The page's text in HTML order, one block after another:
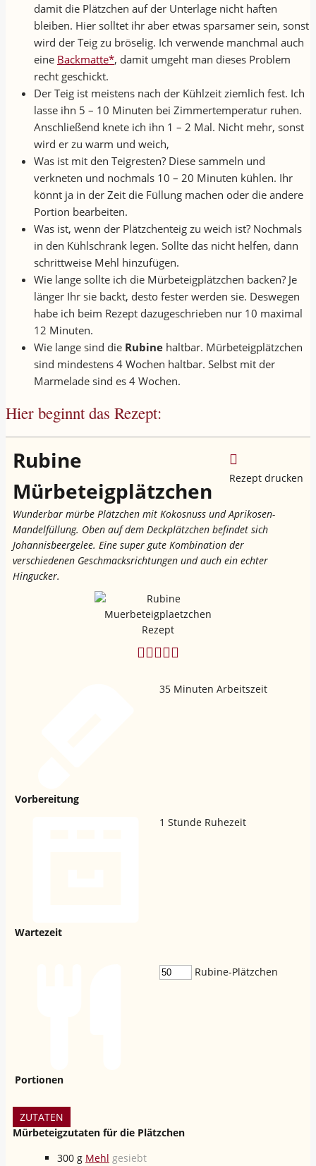
damit die Plätzchen auf der Unterlage nicht haften
bleiben. Hier solltet ihr aber etwas sparsamer sein, sonst
wird der Teig zu bröselig. Ich verwende manchmal auch
eine Backmatte*, damit umgeht man dieses Problem
recht geschickt.
Der Teig ist meistens nach der Kühlzeit ziemlich fest. Ich
lasse ihn 5 – 10 Minuten bei Zimmertemperatur ruhen.
Anschließend knete ich ihn 1 – 2 Mal. Nicht mehr, sonst
wird er zu warm und weich,
Was ist mit den Teigresten? Diese sammeln und
verkneten und nochmals 10 – 20 Minuten kühlen. Ihr
könnt ja in der Zeit die Füllung machen oder die andere
Portion bearbeiten.
Was ist, wenn der Plätzchenteig zu weich ist? Nochmals
in den Kühlschrank legen. Sollte das nicht helfen, dann
schrittweise Mehl hinzufügen.
Wie lange sollte ich die Mürbeteigplätzchen backen? Je
länger Ihr sie backt, desto fester werden sie. Deswegen
habe ich beim Rezept dazugeschrieben nur 10 maximal
12 Minuten.
Wie lange sind die Rubine haltbar. Mürbeteigplätzchen
sind mindestens 4 Wochen haltbar. Selbst mit der
Marmelade sind es 4 Wochen.
Hier beginnt das Rezept:
Rezept drucken
Rubine
Mürbeteigplätzchen
Wunderbar mürbe Plätzchen mit Kokosnuss und Aprikosen-
Mandelfüllung. Oben auf dem Deckplätzchen befindet sich
Johannisbeergelee. Eine super gute Kombination der
verschiedenen Geschmacksrichtungen und auch ein echter
Hingucker.
Vorbereitung
35 Minuten Arbeitszeit
Wartezeit
1 Stunde Ruhezeit
Portionen
Rubine-Plätzchen
ZUTATEN
Mürbeteigzutaten für die Plätzchen
300 g Mehl gesiebt